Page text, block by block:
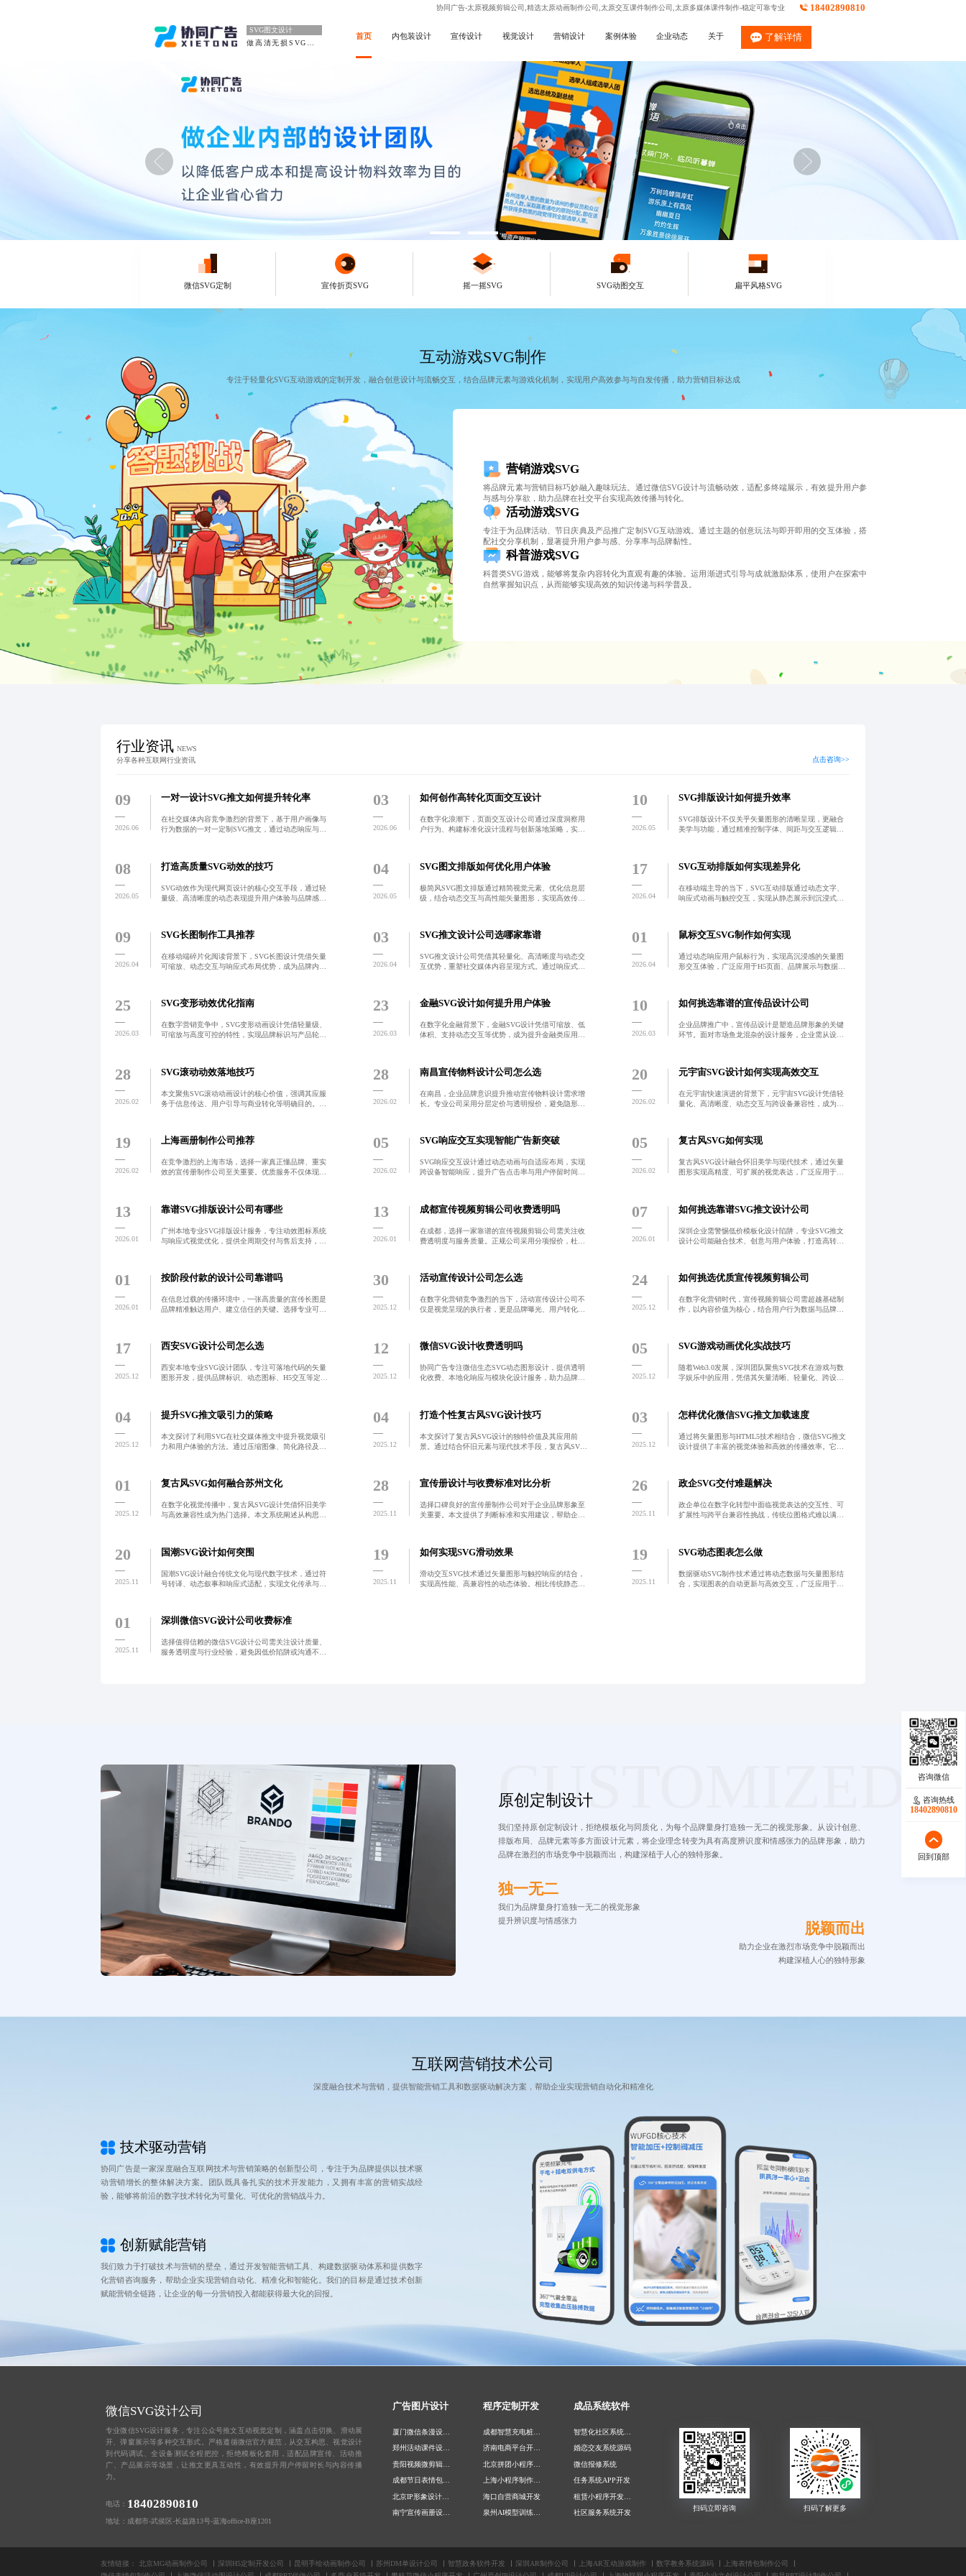
协同广告-太原视频剪辑公司,精选太原动画制作公司,太原交互课件制作公司,太原多媒体课件制作-稳定可靠专业 18402890810
SVG图文设计
首页 内包装设计 宣传设计 视觉设计 营销设计 案例体验 企业动态 关于 了解详情
微信SVG定制 宣传折页SVG 摇一摇SVG SVG动图交互 扁平风格SVG
互动游戏SVG制作
专注于轻量化SVG互动游戏的定制开发，融合创意设计与流畅交互，结合品牌元素与游戏化机制，实现用户高效参与与自发传播，助力营销目标达成
营销游戏SVG
将品牌元素与营销目标巧妙融入趣味玩法。通过微信SVG设计与流畅动效，适配多终端展示，有效提升用户参
与感与分享欲，助力品牌在社交平台实现高效传播与转化。
活动游戏SVG
专注于为品牌活动、节日庆典及产品推广定制SVG互动游戏。通过主题的创意玩法与即开即用的交互体验，搭
配社交分享机制，显著提升用户参与感、分享率与品牌黏性。
科普游戏SVG
科普类SVG游戏，能够将复杂内容转化为直观有趣的体验。运用渐进式引导与成就激励体系，使用户在探索中
自然掌握知识点，从而能够实现高效的知识传递与科学普及。
行业资讯 NEWS
分享各种互联网行业资讯
点击咨询>>
09
2026.06
一对一设计SVG推文如何提升转化率
在社交媒体内容竞争激烈的背景下，基于用户画像与
行为数据的一对一定制SVG推文，通过动态响应与轻
推广、活动营销
03
2026.06
如何创作高转化页面交互设计
在数字化浪潮下，页面交互设计公司通过深度洞察用
户行为、构建标准化设计流程与创新落地策略，实现
向人性化、智能化
10
2026.05
SVG排版设计如何提升效率
SVG排版设计不仅关乎矢量图形的清晰呈现，更融合
美学与功能，通过精准控制字体、间距与交互逻辑，
化竞争力提升。
08
2026.05
打造高质量SVG动效的技巧
SVG动效作为现代网页设计的核心交互手段，通过轻
量级、高清晰度的动态表现提升用户体验与品牌感
04
2026.05
SVG图文排版如何优化用户体验
极简风SVG图文排版通过精简视觉元素、优化信息层
级，结合动态交互与高性能矢量图形，实现高效传达
17
2026.04
SVG互动排版如何实现差异化
在移动端主导的当下，SVG互动排版通过动态文字、
响应式动画与触控交互，实现从静态展示到沉浸式体
09
2026.04
SVG长图制作工具推荐
在移动端碎片化阅读背景下，SVG长图设计凭借矢量
可缩放、动态交互与响应式布局优势，成为品牌内容
留时长与转化率
03
2026.04
SVG推文设计公司选哪家靠谱
SVG推文设计公司凭借其轻量化、高清晰度与动态交
互优势，重塑社交媒体内容呈现方式。通过响应式布
01
2026.04
鼠标交互SVG制作如何实现
通过动态响应用户鼠标行为，实现高沉浸感的矢量图
形交互体验，广泛应用于H5页面、品牌展示与数据可
25
2026.03
SVG变形动效优化指南
在数字营销竞争中，SVG变形动画设计凭借轻量级、
可缩放与高度可控的特性，实现品牌标识与产品轮廓
瓶颈与兼容性问
23
2026.03
金融SVG设计如何提升用户体验
在数字化金融背景下，金融SVG设计凭借可缩放、低
体积、支持动态交互等优势，成为提升金融类应用视
应用，结合微距
10
2026.03
如何挑选靠谱的宣传品设计公司
企业品牌推广中，宣传品设计是塑造品牌形象的关键
环节。面对市场鱼龙混杂的设计服务，企业需从设计
确保设计既美观又
28
2026.02
SVG滚动动效落地技巧
本文聚焦SVG滚动动画设计的核心价值，强调其应服
务于信息传达、用户引导与商业转化等明确目的。针
企业打造高性能
28
2026.02
南昌宣传物料设计公司怎么选
在南昌，企业品牌意识提升推动宣传物料设计需求增
长。专业公司采用分层定价与透明报价，避免隐形收
20
2026.02
元宇宙SVG设计如何实现高效交互
在元宇宙快速演进的背景下，元宇宙SVG设计凭借轻
量化、高清晰度、动态交互与跨设备兼容性，成为构
件、角色造型与
19
2026.02
上海画册制作公司推荐
在竞争激烈的上海市场，选择一家真正懂品牌、重实
效的宣传册制作公司至关重要。优质服务不仅体现在
向，确保每一份宣传
05
2026.02
SVG响应交互实现智能广告新突破
SVG响应交互设计通过动态动画与自适应布局，实现
跨设备智能响应，提升广告点击率与用户停留时间。
争中脱颖而出。
05
2026.02
复古风SVG如何实现
复古风SVG设计融合怀旧美学与现代技术，通过矢量
图形实现高精度、可扩展的视觉表达，广泛应用于品
典元素重构，提
13
2026.01
靠谱SVG排版设计公司有哪些
广州本地专业SVG排版设计服务，专注动效图标系统
与响应式视觉优化，提供全周期交付与售后支持，确
13
2026.01
成都宣传视频剪辑公司收费透明吗
在成都，选择一家靠谱的宣传视频剪辑公司需关注收
费透明度与服务质量。正规公司采用分项报价，杜绝
07
2026.01
如何挑选靠谱SVG推文设计公司
深圳企业需警惕低价模板化设计陷阱，专业SVG推文
设计公司能融合技术、创意与用户体验，打造高转化
效果双赢。
01
2026.01
按阶段付款的设计公司靠谱吗
在信息过载的传播环境中，一张高质量的宣传长图是
品牌精准触达用户、建立信任的关键。选择专业可靠
报价、全流程管控
30
2025.12
活动宣传设计公司怎么选
在数字化营销竞争激烈的当下，活动宣传设计公司不
仅是视觉呈现的执行者，更是品牌曝光、用户转化与
地并实现可衡量传
24
2025.12
如何挑选优质宣传视频剪辑公司
在数字化营销时代，宣传视频剪辑公司需超越基础制
作，以内容价值为核心，结合用户行为数据与品牌调
记忆点，提升转化效
17
2025.12
西安SVG设计公司怎么选
西安本地专业SVG设计团队，专注可落地代码的矢量
图形开发，提供品牌标识、动态图标、H5交互等定制
化升级。
12
2025.12
微信SVG设计收费透明吗
协同广告专注微信生态SVG动态图形设计，提供透明
化收费、本地化响应与模块化设计服务，助力品牌实
投入长
05
2025.12
SVG游戏动画优化实战技巧
随着Web3.0发展，深圳团队聚焦SVG技术在游戏与数
字娱乐中的应用，凭借其矢量清晰、轻量化、跨设备
题，推动H
04
2025.12
提升SVG推文吸引力的策略
本文探讨了利用SVG在社交媒体推文中提升视觉吸引
力和用户体验的方法。通过压缩图像、简化路径及优
技巧，可让
04
2025.12
打造个性复古风SVG设计技巧
本文探讨了复古风SVG设计的独特价值及其应用前
景。通过结合怀旧元素与现代技术手段，复古风SVG
03
2025.12
怎样优化微信SVG推文加载速度
通过将矢量图形与HTML5技术相结合，微信SVG推文
设计提供了丰富的视觉体验和高效的传播效率。它不
01
2025.12
复古风SVG如何融合苏州文化
在数字化视觉传播中，复古风SVG设计凭借怀旧美学
与高效兼容性成为热门选择。本文系统阐述从构思到
28
2025.11
宣传册设计与收费标准对比分析
选择口碑良好的宣传册制作公司对于企业品牌形象至
关重要。本文提供了判断标准和实用建议，帮助企业
26
2025.11
政企SVG交付难题解决
政企单位在数字化转型中面临视觉表达的交互性、可
扩展性与跨平台兼容性挑战，传统位图格式难以满足
20
2025.11
国潮SVG设计如何突围
国潮SVG设计融合传统文化与现代数字技术，通过符
号转译、动态叙事和响应式适配，实现文化传承与商
19
2025.11
如何实现SVG滑动效果
滑动交互SVG技术通过矢量图形与触控响应的结合，
实现高性能、高兼容性的动态体验。相比传统静态图
19
2025.11
SVG动态图表怎么做
数据驱动SVG制作技术通过将动态数据与矢量图形结
合，实现图表的自动更新与高效交互，广泛应用于西
01
2025.11
深圳微信SVG设计公司收费标准
选择值得信赖的微信SVG设计公司需关注设计质量、
服务透明度与行业经验，避免因低价陷阱或沟通不畅
CUSTOMIZED
原创定制设计
我们坚持原创定制设计，拒绝模板化与同质化，为每个品牌量身打造独一无二的视觉形象。从设计创意、
排版布局、品牌元素等多方面设计元素，将企业理念转变为具有高度辨识度和情感张力的品牌形象，助力
品牌在激烈的市场竞争中脱颖而出，构建深植于人心的独特形象。
独一无二
我们为品牌量身打造独一无二的视觉形象
提升辨识度与情感张力
脱颖而出
助力企业在激烈市场竞争中脱颖而出
构建深植人心的独特形象
互联网营销技术公司​
深度融合技术与营销，提供智能营销工具和数据驱动解决方案，帮助企业实现营销自动化和精准化
技术驱动营销
协同广告是一家深度融合互联网技术与营销策略的创新型公司，专注于为品牌提供以技术驱
动营销增长的整体解决方案。团队既具备扎实的技术开发能力，又拥有丰富的营销实战经
验，能够将前沿的数字技术转化为可量化、可优化的营销战斗力。
创新赋能营销
我们致力于打破技术与营销的壁垒，通过开发智能营销工具、构建数据驱动体系和提供数字
化营销咨询服务，帮助企业实现营销自动化、精准化和智能化。我们的目标是通过技术创新
赋能营销全链路，让企业的每一分营销投入都能获得最大化的回报。
咨询热线
18402890810
回到顶部
微信SVG设计公司
专业微信SVG设计服务，专注公众号推文互动视觉定制，涵盖点击切换、滑动展
开、弹窗展示等多种交互形式。严格遵循微信官方规范，从交互构思、视觉设计
到代码调试、全设备测试全程把控，拒绝模板化套用，适配品牌宣传、活动推
广、产品展示等场景，让推文更具互动性，有效提升用户停留时长与内容传播
力。
电话： 18402890810
地址：成都市-武侯区-长益路13号-蓝海office-B座1201
广告图片设计
电商美工外包公司
程序定制开发
海口自营商城开发
长沙商城定制
成品系统软件
婚恋交友系统源码
微信报修系统
任务系统APP开发
社区服务系统开发
社区门禁系统开发
友情链接： 北京MG动画制作公司 深圳H5定制开发公司 昆明手绘动画制作公司 苏州DM单设计公司 智慧政务软件开发 深圳AR制作公司 上海AR互动游戏制作 数字教务系统源码
上海表情包制作公司